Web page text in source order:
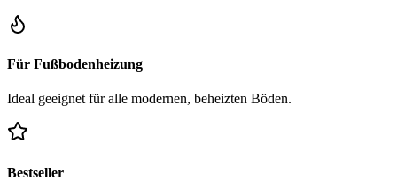
Für Fußbodenheizung
Ideal geeignet für alle modernen, beheizten Böden.
Bestseller